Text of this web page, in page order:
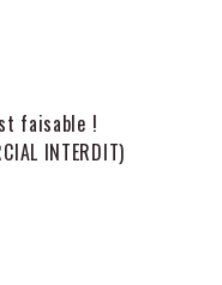
faisable !
INTERDIT)